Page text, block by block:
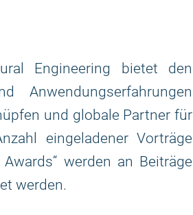
Engineering bietet den
und globale Partner für
eingeladener Vorträge
werden an Beiträge
werden.